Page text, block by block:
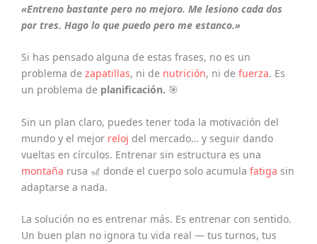
«Entreno bastante pero no mejoro. Me lesiono cada dos
por tres. Hago lo que puedo pero me estanco.»
Si has pensado alguna de estas frases, no es un
problema de zapatillas, ni de nutrición, ni de fuerza. Es
un problema de planificación. 🎯
Sin un plan claro, puedes tener toda la motivación del
mundo y el mejor reloj del mercado… y seguir dando
vueltas en círculos. Entrenar sin estructura es una
montaña rusa 🎢 donde el cuerpo solo acumula fatiga sin
adaptarse a nada.
La solución no es entrenar más. Es entrenar con sentido.
Un buen plan no ignora tu vida real — tus turnos, tus